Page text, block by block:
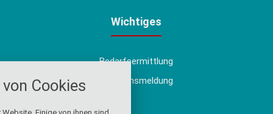
Wichtiges
Bedarfsermittlung
Schadensmeldung
Cookies
alle verwendeten Cookies und
zu blockieren.